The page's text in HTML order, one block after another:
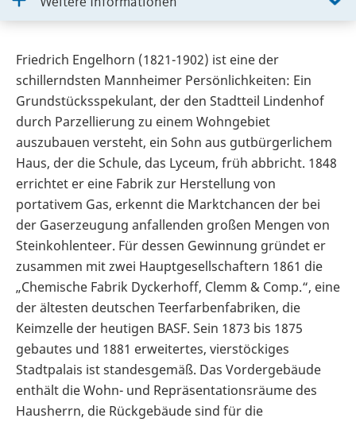
Friedrich Engelhorn (1821-1902) ist eine der
schillerndsten Mannheimer Persönlichkeiten: Ein
Grundstücksspekulant, der den Stadtteil Lindenhof
durch Parzellierung zu einem Wohngebiet
auszubauen versteht, ein Sohn aus gutbürgerlichem
Haus, der die Schule, das Lyceum, früh abbricht. 1848
errichtet er eine Fabrik zur Herstellung von
portativem Gas, erkennt die Marktchancen der bei
der Gaserzeugung anfallenden großen Mengen von
Steinkohlenteer. Für dessen Gewinnung gründet er
zusammen mit zwei Hauptgesellschaftern 1861 die
„Chemische Fabrik Dyckerhoff, Clemm & Comp.“, eine
der ältesten deutschen Teerfarbenfabriken, die
Keimzelle der heutigen BASF. Sein 1873 bis 1875
gebautes und 1881 erweitertes, vierstöckiges
Stadtpalais ist standesgemäß. Das Vordergebäude
enthält die Wohn- und Repräsentationsräume des
Hausherrn, die Rückgebäude sind für die